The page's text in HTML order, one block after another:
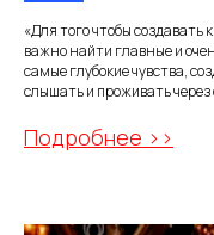
«Для того чтобы создавать
важно найти главные и
самые глубокие чувства,
слышать и проживать
Подробнее >>